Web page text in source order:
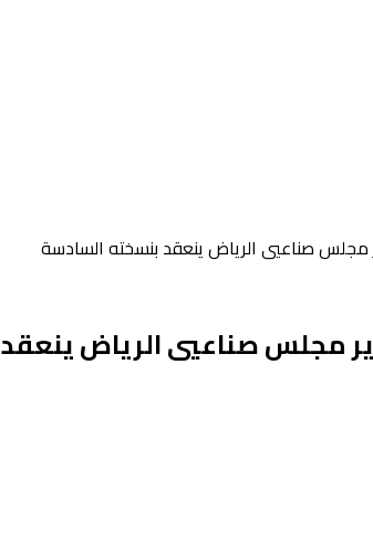
مجلس صناعيي الرياض ينعقد بنسخته السادسة
مجلس صناعيي الرياض ينعقد